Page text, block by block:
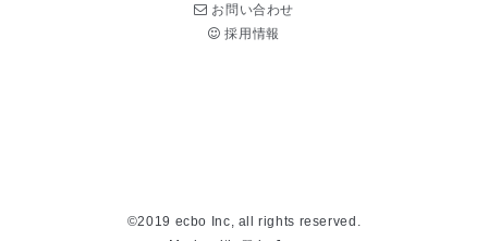
お問い合わせ
採用情報
©2019 ecbo Inc, all rights reserved.